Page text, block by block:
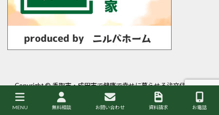
Copyright ©香取市・成田市で健康で幸せに暮らせる注文住宅・平
屋を建てるなら岩澤工務店
All Rights Reserved.
MENU 無料相談 お問い合わせ 資料請求 お電話